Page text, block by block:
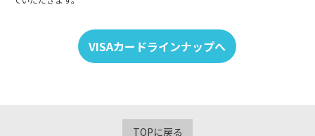
VISAカードラインナップへ
TOPに戻る